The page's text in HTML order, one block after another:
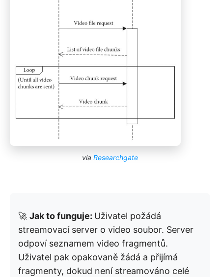
via Researchgate
🚀 Jak to funguje: Uživatel požádá
streamovací server o video soubor. Server
odpoví seznamem video fragmentů.
Uživatel pak opakovaně žádá a přijímá
fragmenty, dokud není streamováno celé